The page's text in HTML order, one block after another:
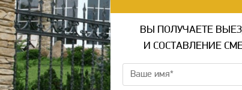
ВЫ ПОЛУЧАЕТЕ
И СОСТАВЛЕНИЕ